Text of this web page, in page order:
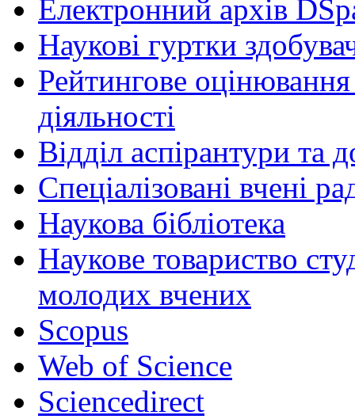
Електронний архів
Наукові гуртки
Рейтингове оцінювання
діяльності
Відділ аспірантури та
Спеціалізовані вчені
Наукова бібліотека
Наукове товариство
молодих вчених
Scopus
Web of Science
Sciencedirect